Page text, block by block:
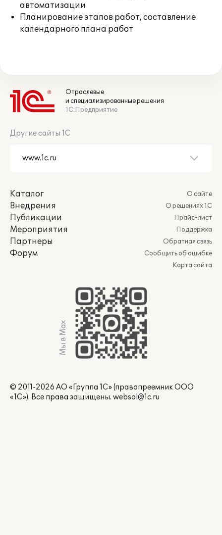
автоматизации
Планирование этапов работ, составление
календарного плана работ
Отраслевые
и специализированные решения
1С:Предприятие
Другие сайты 1С
Каталог
Внедрения
Публикации
Мероприятия
Партнеры
Форум
О сайте
О решениях 1С
Прайс-лист
Поддержка
Обратная связь
Сообщить об ошибке
Карта сайта
Мы в Max
© 2011-2026 АО «Группа 1С» (правопреемник ООО
«1С»). Все права защищены. websol@1c.ru